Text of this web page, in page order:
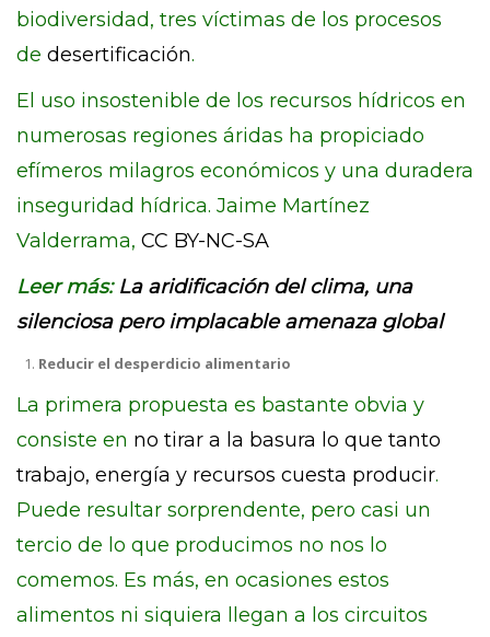
biodiversidad, tres víctimas de los procesos
de desertificación.
El uso insostenible de los recursos hídricos en
numerosas regiones áridas ha propiciado
efímeros milagros económicos y una duradera
inseguridad hídrica. Jaime Martínez
Valderrama, CC BY-NC-SA
Leer más: La aridificación del clima, una
silenciosa pero implacable amenaza global
Reducir el desperdicio alimentario
La primera propuesta es bastante obvia y
consiste en no tirar a la basura lo que tanto
trabajo, energía y recursos cuesta producir.
Puede resultar sorprendente, pero casi un
tercio de lo que producimos no nos lo
comemos. Es más, en ocasiones estos
alimentos ni siquiera llegan a los circuitos